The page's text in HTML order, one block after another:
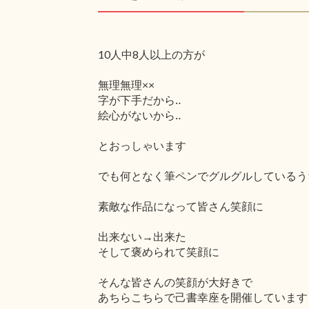
10人中8人以上の方が
無理無理××
字が下手だから‥
絵心がないから‥
とおっしゃいます
でも何となく筆ペンでグルグルしている
素敵な作品になって皆さん笑顔に
出来ない→出来た
そして褒められて笑顔に
そんな皆さんの笑顔が大好きで
あちらこちらで己書幸座を開催しています